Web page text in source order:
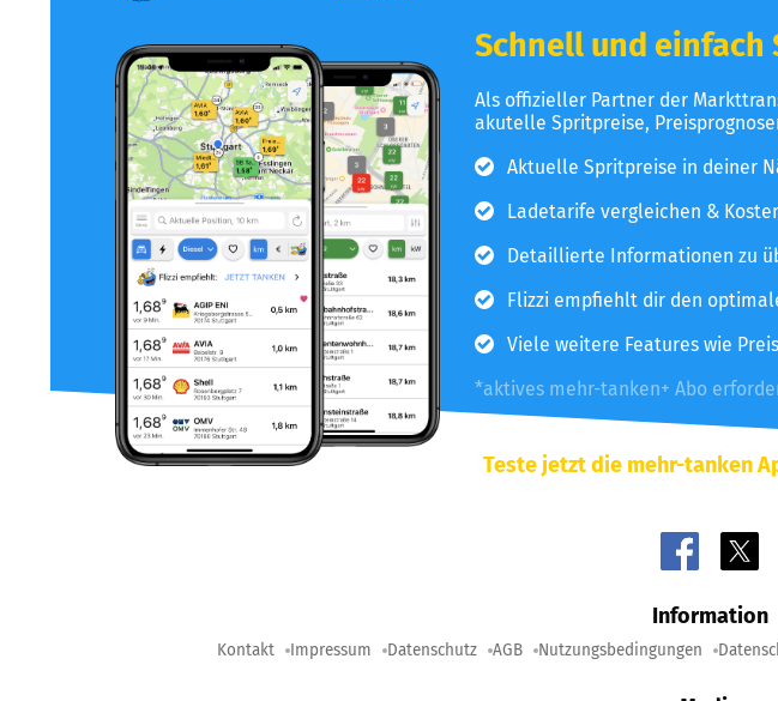
Schnell und
Als offizieller Partner der
akutelle Spritpreise,
Aktuelle Spritpreise in deiner
Ladetarife vergleichen &
Detaillierte Informationen zu
Flizzi empfiehlt dir den
Viele weitere Features wie
*aktives mehr-tanken+ Abo
Teste jetzt die mehr-tanken
Information
Kontakt Impressum Datenschutz AGB Nutzungsbedingungen